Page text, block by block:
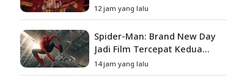
Setan Melawan Kutukan
Mematikan
12 jam yang lalu
Spider-Man: Brand New Day
Jadi Film Tercepat Kedua
yang Berhasil Tembus US$1
Miliar
14 jam yang lalu